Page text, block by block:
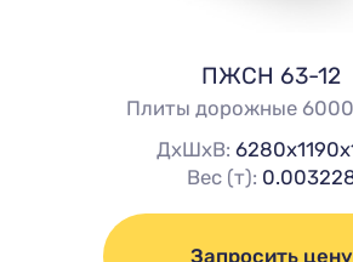
ПЖСН 63-12
Плиты дорожные
ДхШхВ:
Вес (т):
Запросить цену